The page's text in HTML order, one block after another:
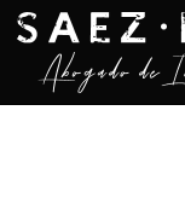
t